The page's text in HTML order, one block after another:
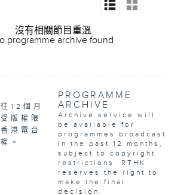
沒有相關節目重溫
programme archive found
12個月
版權限
港電台
。
PROGRAMME
ARCHIVE
Archive service will
be available for
programmes broadcast
in the past 12 months,
subject to copyright
restrictions. RTHK
reserves the right to
make the final
decision.